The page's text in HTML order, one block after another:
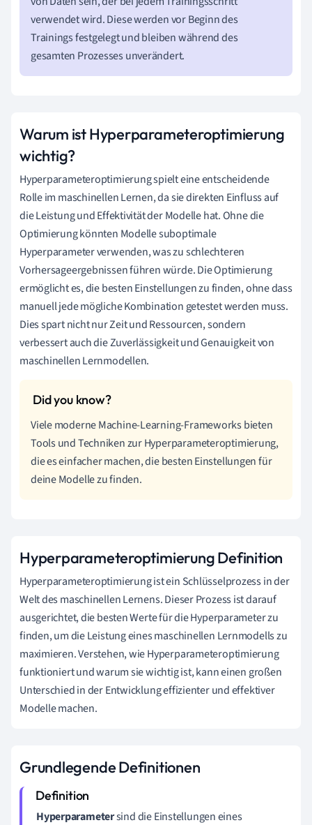
verwendet wird. Diese werden vor Beginn des
Trainings festgelegt und bleiben während des
gesamten Prozesses unverändert.
Warum ist Hyperparameteroptimierung
wichtig?
Hyperparameteroptimierung spielt eine entscheidende
Rolle im maschinellen Lernen, da sie direkten Einfluss auf
die Leistung und Effektivität der Modelle hat. Ohne die
Optimierung könnten Modelle suboptimale
Hyperparameter verwenden, was zu schlechteren
Vorhersageergebnissen führen würde. Die Optimierung
ermöglicht es, die besten Einstellungen zu finden, ohne dass
manuell jede mögliche Kombination getestet werden muss.
Dies spart nicht nur Zeit und Ressourcen, sondern
verbessert auch die Zuverlässigkeit und Genauigkeit von
maschinellen Lernmodellen.
Viele moderne Machine-Learning-Frameworks bieten
Tools und Techniken zur Hyperparameteroptimierung,
die es einfacher machen, die besten Einstellungen für
deine Modelle zu finden.
Hyperparameteroptimierung Definition
Hyperparameteroptimierung ist ein Schlüsselprozess in der
Welt des maschinellen Lernens. Dieser Prozess ist darauf
ausgerichtet, die besten Werte für die Hyperparameter zu
finden, um die Leistung eines maschinellen Lernmodells zu
maximieren. Verstehen, wie Hyperparameteroptimierung
funktioniert und warum sie wichtig ist, kann einen großen
Unterschied in der Entwicklung effizienter und effektiver
Modelle machen.
Grundlegende Definitionen
Hyperparametersind die Einstellungen eines